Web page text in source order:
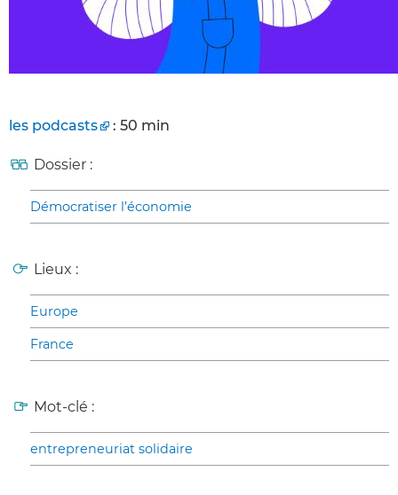
les podcasts : 50 min
Dossier :
Démocratiser l’économie
Lieux :
Europe
France
Mot-clé :
entrepreneuriat solidaire